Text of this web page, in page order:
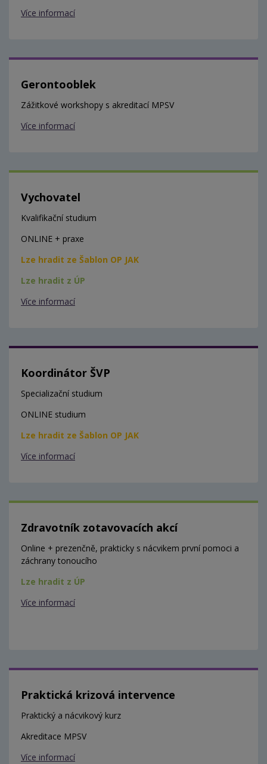
Více informací
Gerontooblek
Zážitkové workshopy s akreditací MPSV
Více informací
Vychovatel
Kvalifikační studium
ONLINE + praxe
Lze hradit ze Šablon OP JAK
Lze hradit z ÚP
Více informací
Koordinátor ŠVP
Specializační studium
ONLINE studium
Lze hradit ze Šablon OP JAK
Více informací
Zdravotník zotavovacích akcí
Online + prezenčně, prakticky s nácvikem první pomoci a
záchrany tonoucího
Lze hradit z ÚP
Více informací
Praktická krizová intervence
Praktický a nácvikový kurz
Akreditace MPSV
Více informací